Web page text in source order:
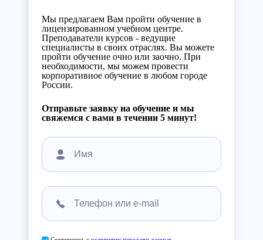
Мы предлагаем Вам пройти обучение в
лицензированном учебном центре.
Преподаватели курсов - ведущие
специалисты в своих отраслях. Вы можете
пройти обучение очно или заочно. При
необходимости, мы можем провести
корпоративное обучение в любом городе
России.
Отправьте заявку на обучение и мы
свяжемся с вами в течении 5 минут!